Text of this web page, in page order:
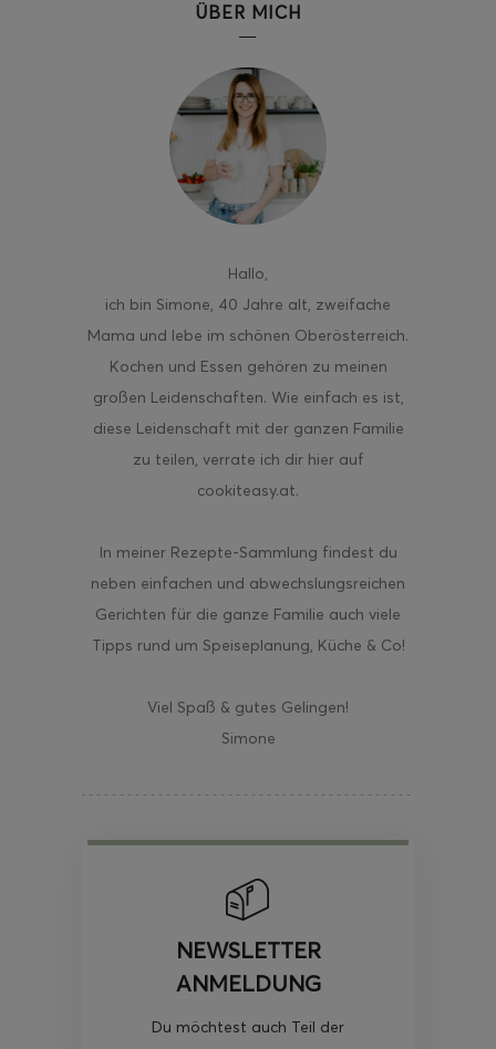
ÜBER MICH
Hallo,
ich bin Simone, 40 Jahre alt, zweifache
Mama und lebe im schönen Oberösterreich.
Kochen und Essen gehören zu meinen
großen Leidenschaften. Wie einfach es ist,
diese Leidenschaft mit der ganzen Familie
zu teilen, verrate ich dir hier auf
cookiteasy.at.
In meiner Rezepte-Sammlung findest du
neben einfachen und abwechslungsreichen
Gerichten für die ganze Familie auch viele
Tipps rund um Speiseplanung, Küche & Co!
Viel Spaß & gutes Gelingen!
Simone
NEWSLETTER
ANMELDUNG
Du möchtest auch Teil der